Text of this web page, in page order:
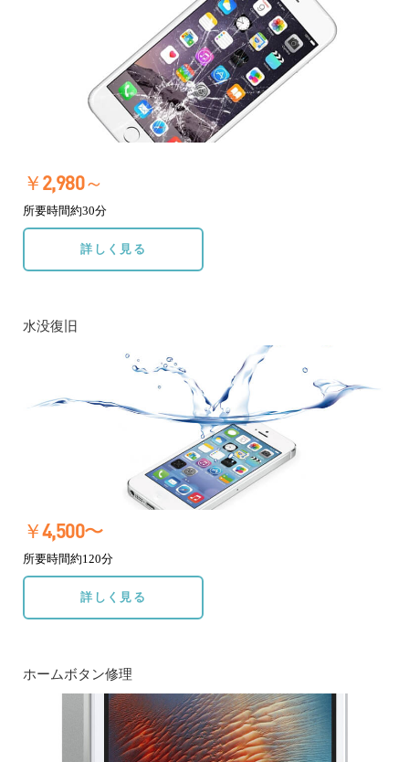
￥2,980～
所要時間約30分
詳しく見る
水没復旧
￥4,500〜
所要時間約120分
詳しく見る
ホームボタン修理